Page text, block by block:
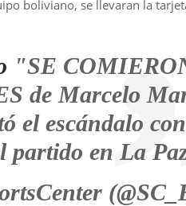
boliviano, se llevaran la
"SE
de Marcelo
el escándalo
partido en La